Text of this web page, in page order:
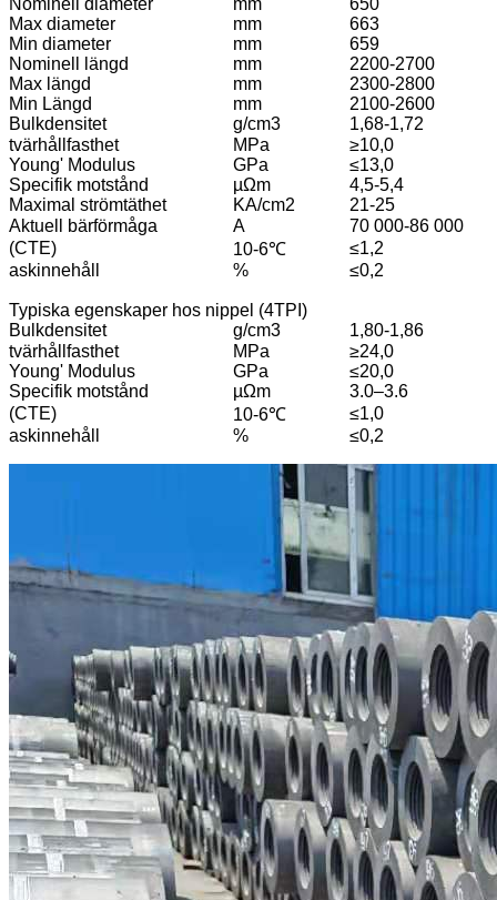
Nominell diameter mm
650
Max diameter
mm
663
Min diameter
mm
659
Nominell längd
mm
2200-2700
Max längd
mm
2300-2800
Min Längd
mm
2100-2600
Bulkdensitet
g/cm3
1,68-1,72
tvärhållfasthet
MPa
≥10,0
Young' Modulus
GPa
≤13,0
Specifik motstånd
µΩm
4,5-5,4
Maximal strömtäthet
KA/cm2
21-25
Aktuell bärförmåga
A
70 000-86 000
(CTE)
10-6℃
≤1,2
askinnehåll
% ≤0,2
Typiska egenskaper hos nippel (4TPI)
Bulkdensitet
g/cm3
1,80-1,86
tvärhållfasthet
MPa
≥24,0
Young' Modulus
GPa
≤20,0
Specifik motstånd
µΩm
3.0–3.6
(CTE)
10-6℃
≤1,0
askinnehåll
% ≤0,2